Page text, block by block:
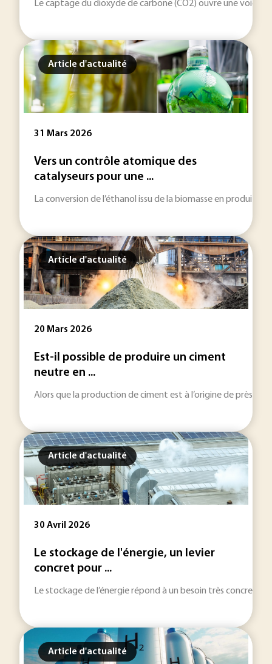
Le captage du dioxyde de carbone (CO2) ouvre une voie
Article d'actualité
31 Mars 2026
Vers un contrôle atomique des
catalyseurs pour une ...
La conversion de l’éthanol issu de la biomasse en
Article d'actualité
20 Mars 2026
Est-il possible de produire un ciment
neutre en ...
Alors que la production de ciment est à l’origine de près de
Article d'actualité
30 Avril 2026
Le stockage de l'énergie, un levier
concret pour ...
Le stockage de l’énergie répond à un besoin très concret.
Article d'actualité